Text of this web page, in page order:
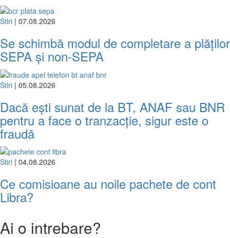
Stiri | 07.08.2026
Se schimbă modul de completare a plăților
SEPA și non-SEPA
Stiri | 05.08.2026
Dacă ești sunat de la BT, ANAF sau BNR
pentru a face o tranzacție, sigur este o
fraudă
Stiri | 04.08.2026
Ce comisioane au noile pachete de cont
Libra?
Ai o intrebare?